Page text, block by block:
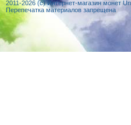
2011-2026 (c) Интернет-магазин монет
Перепечатка материалов запрещена